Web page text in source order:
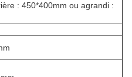
: 450*400mm ou agrandi :